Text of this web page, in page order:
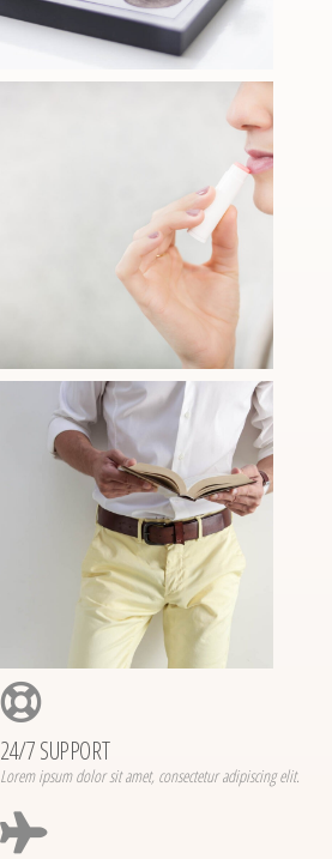
24/7 SUPPORT
Lorem ipsum dolor sit amet, consectetur adipiscing elit.